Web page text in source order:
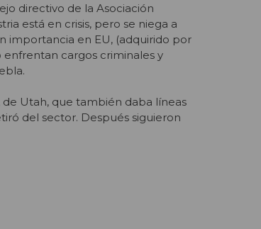
directivo de la Asociación
está en crisis, pero se niega a
importancia en EU, (adquirido por
enfrentan cargos criminales y
de Utah, que también daba líneas
del sector. Después siguieron